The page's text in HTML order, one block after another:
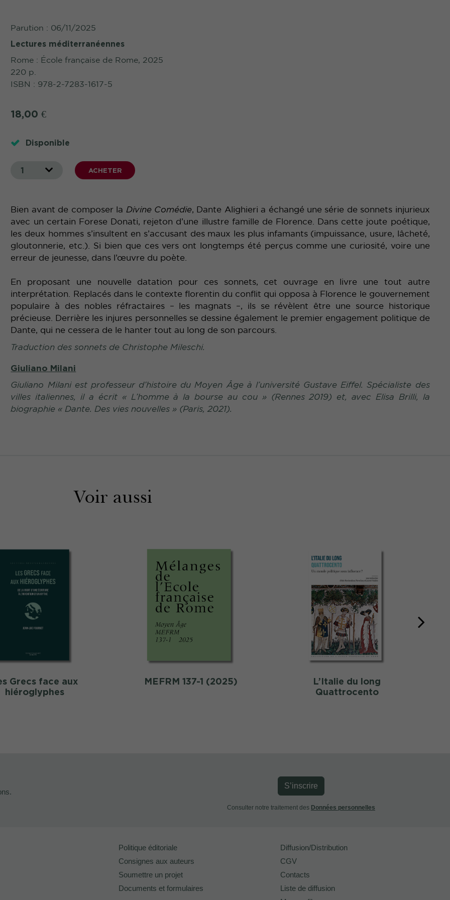
Parution : 06/11/2025
Lectures méditerranéennes
Rome : École française de Rome, 2025
220 p.
ISBN : 978-2-7283-1617-5
18,00 €
Disponible
1 ACHETER
Bien avant de composer la Divine Comédie, Dante Alighieri a échangé une série de sonnets injurieux
avec un certain Forese Donati, rejeton d’une illustre famille de Florence. Dans cette joute poétique,
les deux hommes s’insultent en s’accusant des maux les plus infamants (impuissance, usure, lâcheté,
gloutonnerie, etc.). Si bien que ces vers ont longtemps été perçus comme une curiosité, voire une
erreur de jeunesse, dans l’œuvre du poète.
En proposant une nouvelle datation pour ces sonnets, cet ouvrage en livre une tout autre
interprétation. Replacés dans le contexte florentin du conflit qui opposa à Florence le gouvernement
populaire à des nobles réfractaires – les magnats –, ils se révèlent être une source historique
précieuse. Derrière les injures personnelles se dessine également le premier engagement politique de
Dante, qui ne cessera de le hanter tout au long de son parcours.
Traduction des sonnets de Christophe Mileschi.
Giuliano Milani
Giuliano Milani est professeur d’histoire du Moyen Âge à l’université Gustave Eiffel. Spécialiste des
villes italiennes, il a écrit « L’homme à la bourse au cou » (Rennes 2019) et, avec Elisa Brilli, la
biographie « Dante. Des vies nouvelles » (Paris, 2021).
Voir aussi
Grecs face aux
hiéroglyphes
MEFRM 137-1 (2025)
L’Italie du long
Quattrocento
S’inscrire
Consulter notre traitement des Données personnelles
Politique éditoriale
Consignes aux auteurs
Soumettre un projet
Documents et formulaires
Diffusion/Distribution
CGV
Contacts
Liste de diffusion